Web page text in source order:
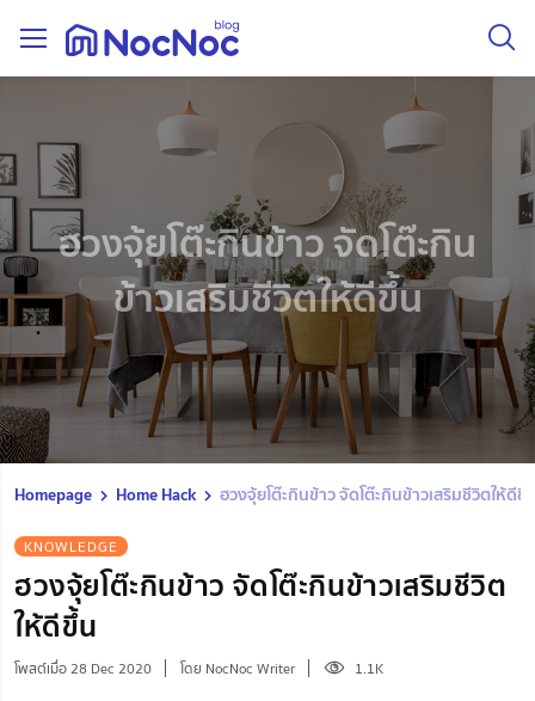
ฮวงจุ้ยโต๊ะกินข้าว จัดโต๊ะกิน
ข้าวเสริมชีวิตให้ดีขึ้น
Homepage Home Hack ฮวงจุ้ยโต๊ะกินข้าว จัดโต๊ะกินข้าวเสริมชีวิตให้ดีขึ้
KNOWLEDGE
ฮวงจุ้ยโต๊ะกินข้าว จัดโต๊ะกินข้าวเสริมชีวิต
ให้ดีขึ้น
โพสต์เมื่อ 28 Dec 2020 โดย NocNoc Writer 1.1K